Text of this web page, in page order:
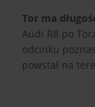
Tor ma
Audi R8 po
odcinku
powstał na